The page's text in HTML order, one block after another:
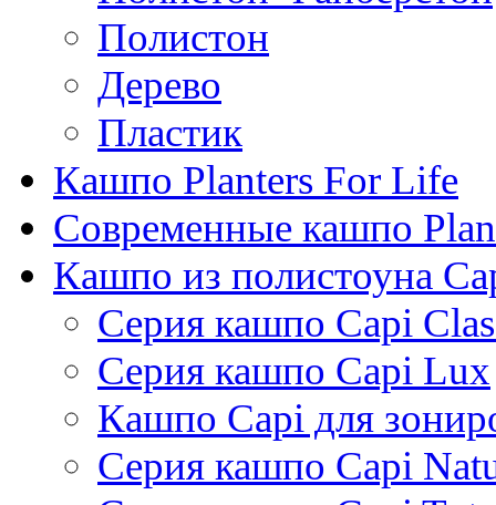
Полистон
Дерево
Пластик
Кашпо Planters For Life
Современные кашпо
Кашпо из полистоуна
Серия кашпо Capi
Серия кашпо Capi Lux
Кашпо Capi для
Серия кашпо Capi